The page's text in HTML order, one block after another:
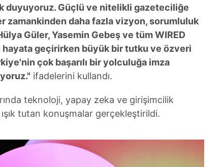
duyuyoruz. Güçlü ve nitelikli gazeteciliğe
zamankinden daha fazla vizyon, sorumluluk
Güler, Yasemin Gebeş ve tüm WIRED
hayata geçirirken büyük bir tutku ve özveri
çok başarılı bir yolculuğa imza
ifadelerini kullandı.
teknoloji, yapay zeka ve girişimcilik
tutan konuşmalar gerçekleştirildi.